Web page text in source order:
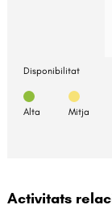
Disponibilitat
Alta Mitja
Activitats